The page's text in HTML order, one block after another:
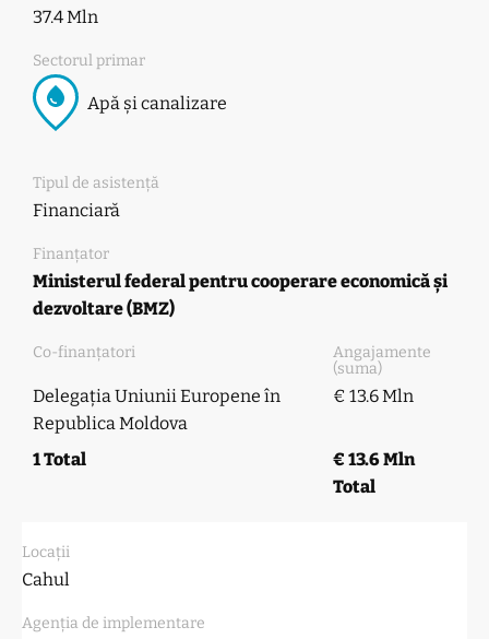
37.4 Mln
Sectorul primar
Apă și canalizare
Tipul de asistență
Financiară
Finanțator
Ministerul federal pentru cooperare economică și
dezvoltare (BMZ)
Co-finanțatori
Angajamente
(suma)
Delegația Uniunii Europene în
Republica Moldova
€ 13.6 Mln
1 Total
€ 13.6 Mln
Total
Locații
Cahul
Agenția de implementare